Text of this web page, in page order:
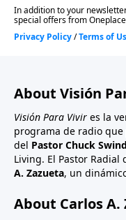
About Visión
Visión Para Vivir es la
programa de radio
del Pastor Chuck
Living. El Pastor
A. Zazueta, un
About Carlos A.